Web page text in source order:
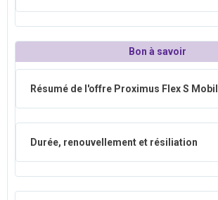
Bon à savoir
Résumé de l'offre Proximus Flex S
Durée, renouvellement et résiliation